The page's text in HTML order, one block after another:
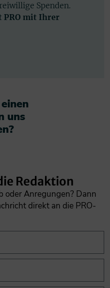
Spenden.
PRO mit Ihrer
uns
Redaktion
oder Anregungen? Dann
direkt an die PRO-